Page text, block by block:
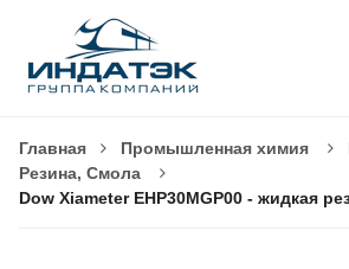
Главная Промышленная химия
Резина, Смола
Dow Xiameter EHP30MGP00 - жидкая